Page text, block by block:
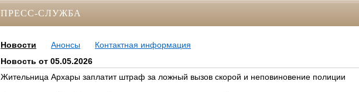
ПРЕСС-СЛУЖБА
Новости Анонсы
Контактная информация
Новость от 05.05.2026
Жительница Архары заплатит штраф за ложный вызов скорой и неповиновение полиции